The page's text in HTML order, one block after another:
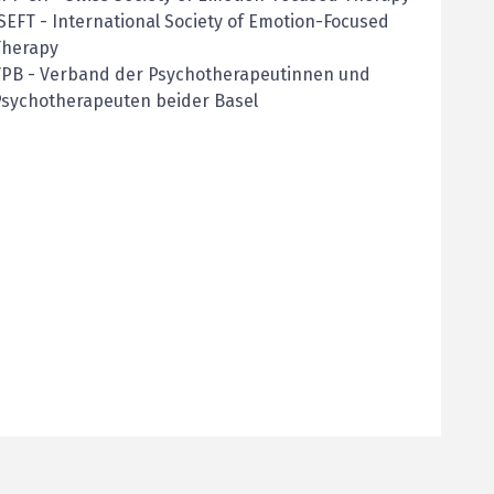
- International Society of Emotion-Focused
- Verband der Psychotherapeutinnen und
beider Basel